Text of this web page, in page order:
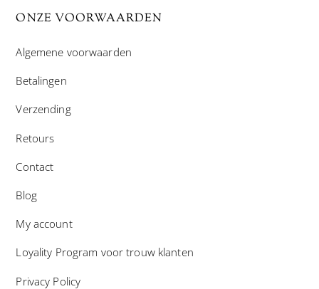
ONZE VOORWAARDEN
Algemene voorwaarden
Betalingen
Verzending
Retours
Contact
Blog
My account
Loyality Program voor trouw klanten
Privacy Policy